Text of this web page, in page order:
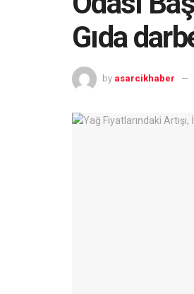
Gıda
by asarcikhaber